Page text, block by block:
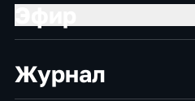
Журнал